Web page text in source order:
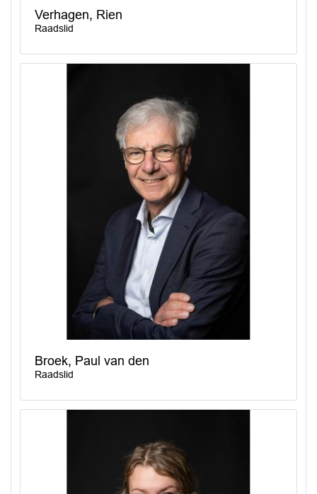
Verhagen, Rien
Raadslid
Broek, Paul van den
Raadslid